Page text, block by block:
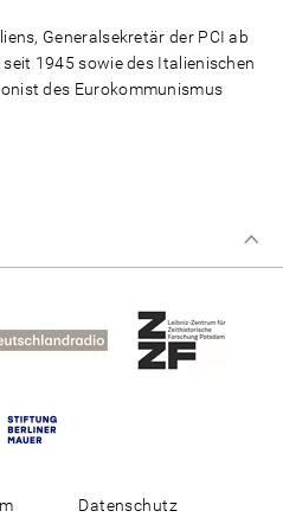
Generalsekretär der PCI ab
1945 sowie des Italienischen
des Eurokommunismus
Datenschutz